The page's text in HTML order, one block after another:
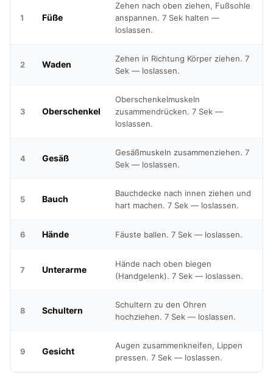
1 Füße
Zehen nach oben ziehen, Fußsohle
anspannen. 7 Sek halten —
loslassen.
2 Waden
Zehen in Richtung Körper ziehen. 7
Sek — loslassen.
3 Oberschenkel
Oberschenkelmuskeln
zusammendrücken. 7 Sek —
loslassen.
4 Gesäß
Gesäßmuskeln zusammenziehen. 7
Sek — loslassen.
5 Bauch
Bauchdecke nach innen ziehen und
hart machen. 7 Sek — loslassen.
6 Hände Fäuste ballen. 7 Sek — loslassen.
7 Unterarme
Hände nach oben biegen
(Handgelenk). 7 Sek — loslassen.
8 Schultern
Schultern zu den Ohren
hochziehen. 7 Sek — loslassen.
9 Gesicht
Augen zusammenkneifen, Lippen
pressen. 7 Sek — loslassen.